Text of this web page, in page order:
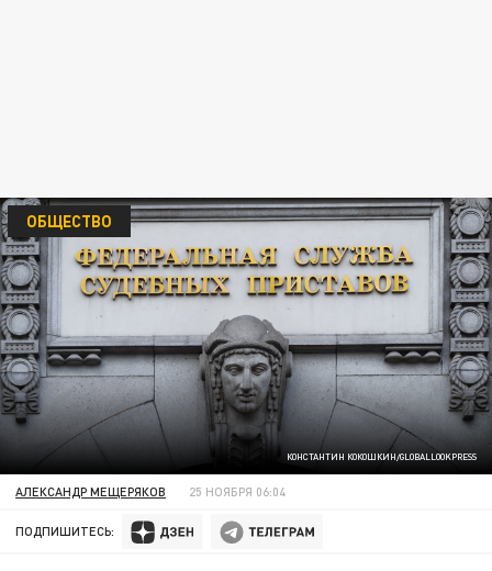
КОНСТАНТИН КОКОШКИН/GLOBALLOOKPRESS
ОБЩЕСТВО
АЛЕКСАНДР МЕЩЕРЯКОВ 25 НОЯБРЯ 06:04
ПОДПИШИТЕСЬ: